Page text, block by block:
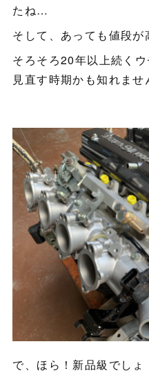
たね…
そして、あっても値段
そろそろ20年以上続く
見直す時期かも知れま
で、ほら！新品級でしょ